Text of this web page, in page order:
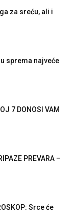
za sreću, ali i
sprema najveće
7 DONOSI VAM
PREVARA –
Srce će